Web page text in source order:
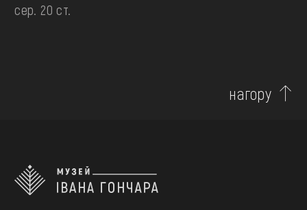
сер. 20 ст.
нагору